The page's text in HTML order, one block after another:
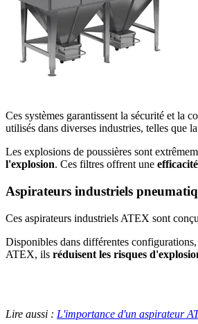
Ces systèmes garantissent la sécurité et la
utilisés dans diverses industries, telles que
Les explosions de poussières sont
l'explosion. Ces filtres offrent une
Aspirateurs industriels
Ces aspirateurs industriels ATEX sont
Disponibles dans différentes
ATEX, ils réduisent les risques
Lire aussi : L'importance d'un aspirateur